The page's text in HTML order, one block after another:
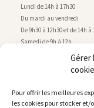
Gérer
Pour offrir les meilleures
les cookies pour stocker
Lundi de 14h à 17h30
Du mardi au vendredi
De 9h30 à 12h30 et de 14h à
Samedi de 9h à 12h
Service
rue de Montry–77700